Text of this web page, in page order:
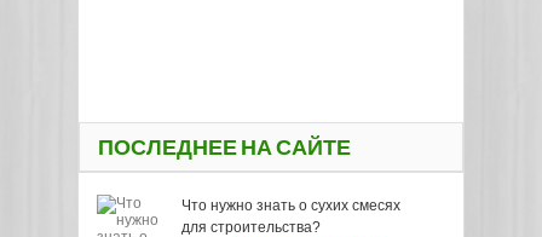
ПОСЛЕДНЕЕ НА САЙТЕ
Что нужно знать о сухих смесях
для строительства?